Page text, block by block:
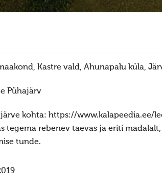
Kastre vald, Ahunapalu küla,
Pühajärv
järve kohta: https://www.kalapeedia.ee/
tegema rebenev taevas ja eriti
tunde.